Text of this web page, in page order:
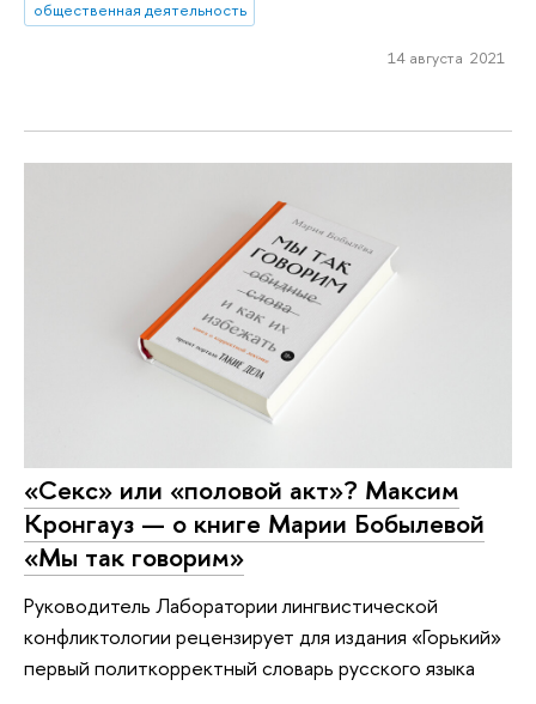
общественная деятельность
14 августа 2021
«Секс» или «половой акт»? Максим
Кронгауз — о книге Марии Бобылевой
«Мы так говорим»
Руководитель Лаборатории лингвистической
конфликтологии рецензирует для издания «Горький»
первый политкорректный словарь русского языка